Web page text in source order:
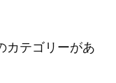
カテゴリーがあ